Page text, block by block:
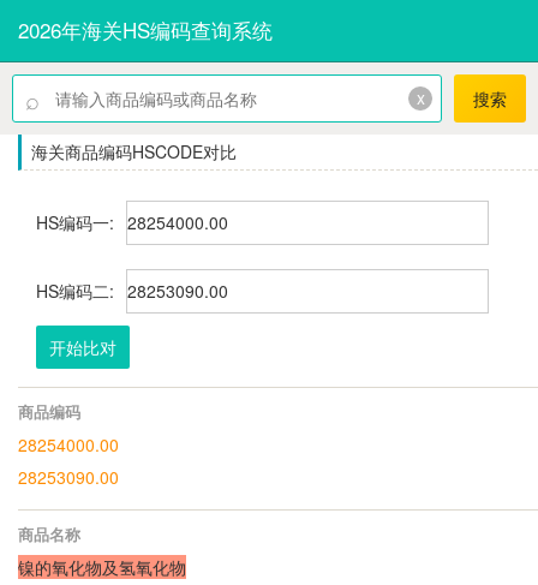
2026年海关HS编码查询系统
⌕ x 搜索
海关商品编码HSCODE对比
HS编码一:
HS编码二:
开始比对
商品编码
28254000.00
28253090.00
商品名称
镍的氧化物及氢氧化物